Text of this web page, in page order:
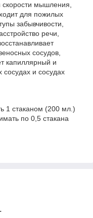
мышления,
для пожилых
забывчивости,
речи,
сосудов,
капиллярный и
сосудах и сосудах
1 стаканом (200 мл.)
по 0,5 стакана